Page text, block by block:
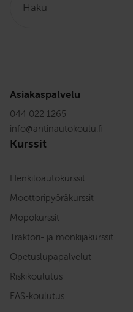
Asiakaspalvelu
044 022 1265
info@antinautokoulu.fi
Kurssit
Henkilöautokurssit
Moottoripyöräkurssit
Mopokurssit
Traktori- ja mönkijäkurssit
Opetuslupapalvelut
Riskikoulutus
EAS-koulutus